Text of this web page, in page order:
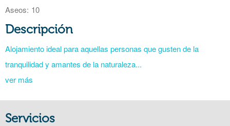
Aseos: 10
Descripción
Alojamiento ideal para aquellas personas que gusten de la
tranquilidad y amantes de la naturaleza...
ver más
Servicios